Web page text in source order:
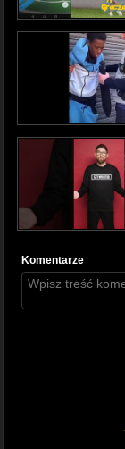
Komentarze